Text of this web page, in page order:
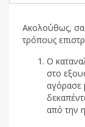
Ακολούθως,
τρόπους
Ο
στο
αγόρασε
από την